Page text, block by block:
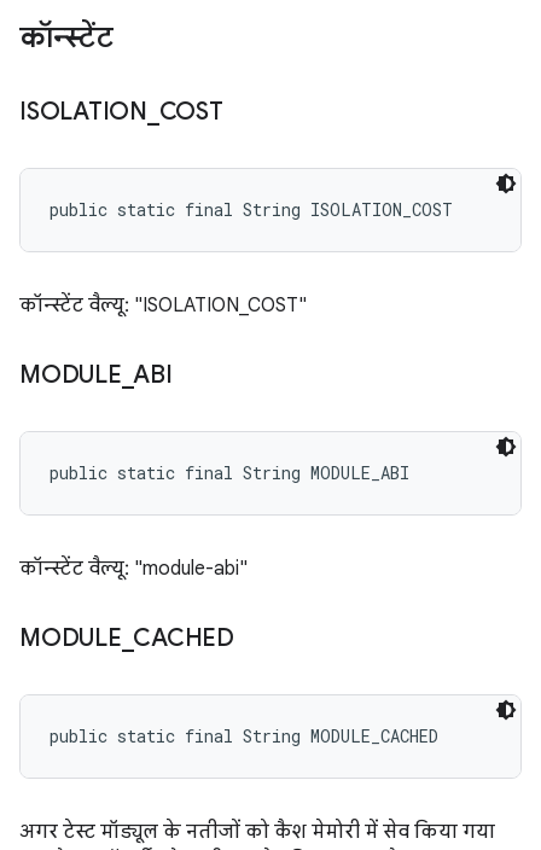
कॉन्स्टेंट
ISOLATION COST
public static final String ISOLATION_COST
कॉन्स्टेंट वैल्यू: "ISOLATION_COST"
MODULE _ABI
public static final String MODULE_ABI
कॉन्स्टेंट वैल्यू: "module-abi"
MODULE CACHED
public static final String MODULE_CACHED
अगर टेस्ट मॉड्यूल के नतीजों को कैश मेमोरी में सेव किया गया